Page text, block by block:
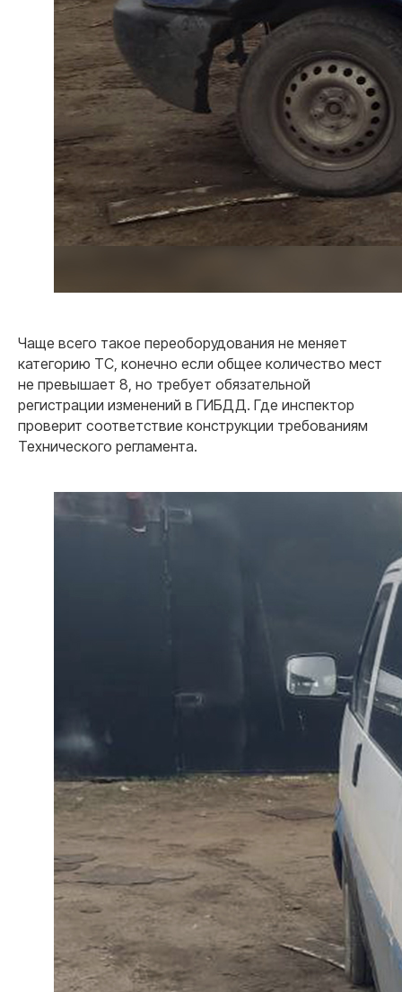
Чаще всего такое переоборудования не меняет
категорию ТС, конечно если общее количество мест
не превышает 8, но требует обязательной
регистрации изменений в ГИБДД. Где инспектор
проверит соответствие конструкции требованиям
Технического регламента.